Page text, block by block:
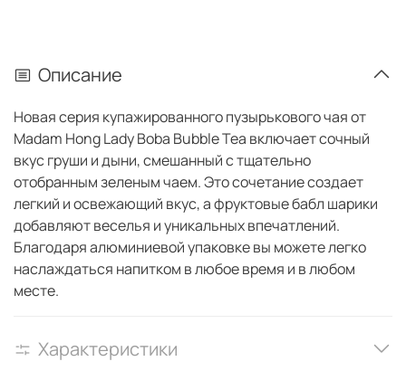
Описание
Новая серия купажированного пузырькового чая от
Madam Hong Lady Boba Bubble Tea включает сочный
вкус груши и дыни, смешанный с тщательно
отобранным зеленым чаем. Это сочетание создает
легкий и освежающий вкус, а фруктовые бабл шарики
добавляют веселья и уникальных впечатлений.
Благодаря алюминиевой упаковке вы можете легко
наслаждаться напитком в любое время и в любом
месте.
Характеристики